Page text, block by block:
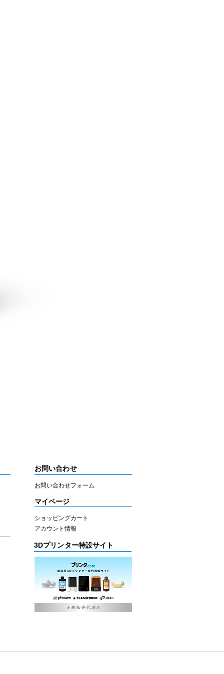
お問い合わせ
お問い合わせフォーム
マイページ
ショッピングカート
アカウント情報
3Dプリンター特設サイト